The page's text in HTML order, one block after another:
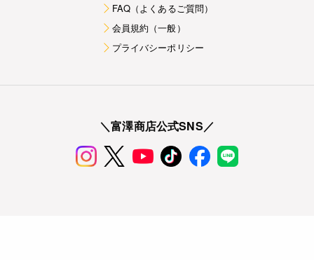
FAQ（よくあるご質問）
会員規約（一般）
プライバシーポリシー
＼富澤商店公式SNS／